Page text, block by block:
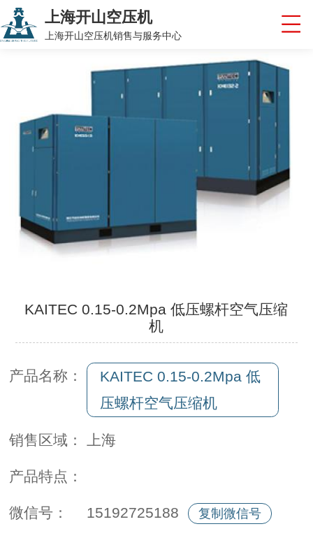
上海开山空压机
上海开山空压机销售与服务中心
KAITEC 0.15-0.2Mpa 低压螺杆空气压缩
机
产品名称：
KAITEC 0.15-0.2Mpa 低
压螺杆空气压缩机
销售区域： 上海
产品特点：
微信号： 15192725188 复制微信号